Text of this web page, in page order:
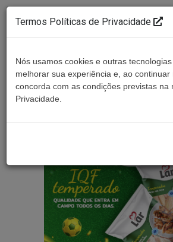
Termos Políticas de Privacidade
Nós usamos cookies e outras
melhorar sua experiência e, ao
concorda com as condições previstas na
Privacidade.